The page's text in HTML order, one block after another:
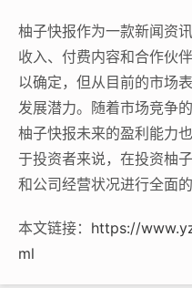
柚子快报作为一款新闻资
收入、付费内容和合作伙
以确定，但从目前的市场
发展潜力。随着市场竞争
柚子快报未来的盈利能力
于投资者来说，在投资柚
和公司经营状况进行全面的
本文链接： https://
ml